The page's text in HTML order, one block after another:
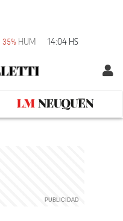
35% HUM 14:04 HS